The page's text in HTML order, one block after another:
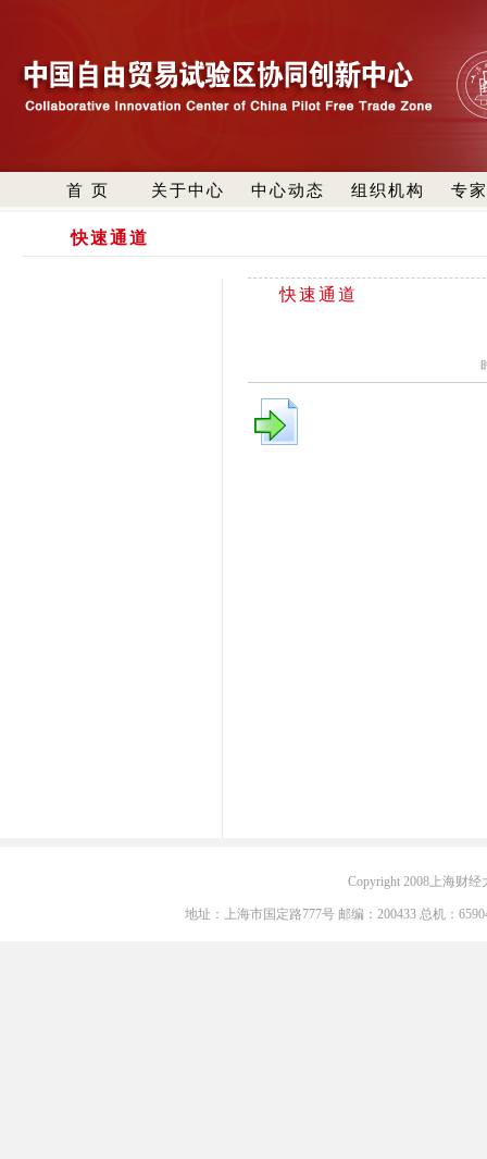
首 页 关于中心 中心动态 组织机构 专
快速通道
快速通道
Copyright 2008上海财经
地址：上海市国定路777号 邮编：200433 总机：